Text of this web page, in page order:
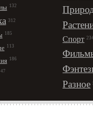
132
312
185
113
186
Спорт 234
Разное